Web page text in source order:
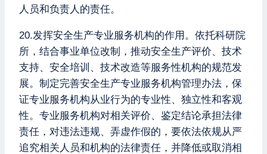
人员和负责人的责任。
20.发挥安全生产专业服务机构的作用。依托科研院
所，结合事业单位改制，推动安全生产评价、技术
支持、安全培训、技术改造等服务性机构的规范发
展。制定完善安全生产专业服务机构管理办法，保
证专业服务机构从业行为的专业性、独立性和客观
性。专业服务机构对相关评价、鉴定结论承担法律
责任，对违法违规、弄虚作假的，要依法依规从严
追究相关人员和机构的法律责任，并降低或取消相